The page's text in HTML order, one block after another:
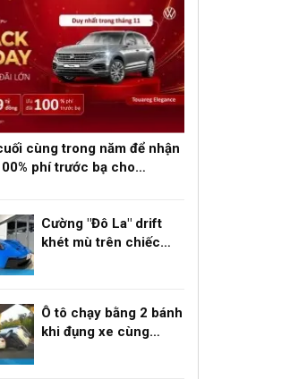
cùng trong năm để nhận
phí trước bạ cho
Cường "Đô La" drift
khét mù trên chiếc
Ô tô chạy bằng 2 bánh
khi đụng xe cùng